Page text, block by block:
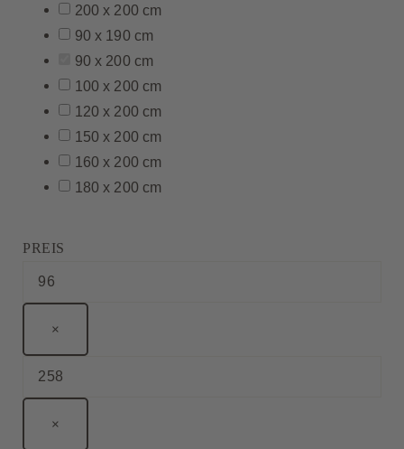
200 x 200 cm
90 x 190 cm
90 x 200 cm
100 x 200 cm
120 x 200 cm
150 x 200 cm
160 x 200 cm
180 x 200 cm
PREIS
×
×